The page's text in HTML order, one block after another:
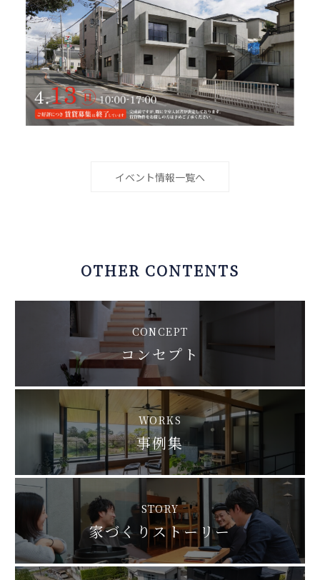
イベント情報一覧へ
OTHER CONTENTS
CONCEPT
コンセプト
WORKS
事例集
STORY
家づくりストーリー